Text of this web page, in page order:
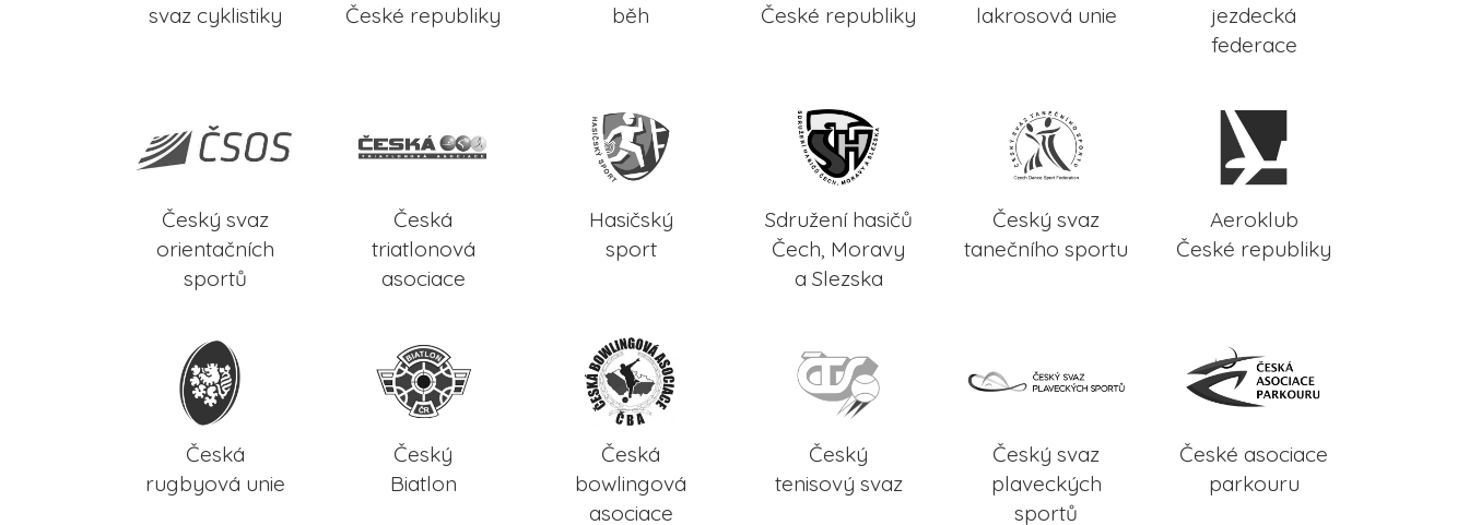
svaz cyklistiky
České republiky
běh
České republiky
lakrosová unie
jezdecká
federace
Český svaz
orientačních
sportů
Česká
triatlonová
asociace
Hasičský
sport
Sdružení hasičů
Čech, Moravy
a Slezska
Český svaz
tanečního sportu
Aeroklub
České republiky
Česká
rugbyová unie
Český
Biatlon
Česká
bowlingová
asociace
Český
tenisový svaz
Český svaz
plaveckých
sportů
České asociace
parkouru